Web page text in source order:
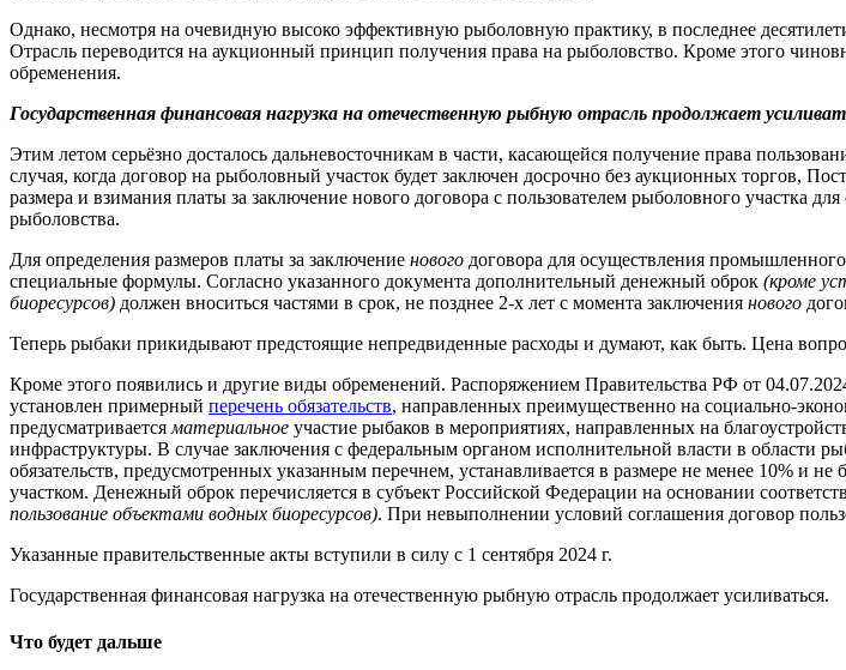
Однако, несмотря на очевидную высоко эффективную рыболовную практику, в последнее
Отрасль переводится на аукционный принцип получения права на рыболовство. Кроме этого
обременения.
Государственная финансовая нагрузка на отечественную рыбную отрасль продолжает
Этим летом серьёзно досталось дальневосточникам в части, касающейся получение права
случая, когда договор на рыболовный участок будет заключен досрочно без аукционных торгов,
размера и взимания платы за заключение нового договора с пользователем рыболовного участка
рыболовства.
Для определения размеров платы за заключение нового договора для осуществления
специальные формулы. Согласно указанного документа дополнительный денежный оброк (кроме
биоресурсов) должен вноситься частями в срок, не позднее 2-х лет с момента заключения нового
Теперь рыбаки прикидывают предстоящие непредвиденные расходы и думают, как быть. Цена
Кроме этого появились и другие виды обременений. Распоряжением Правительства РФ от
установлен примерный перечень обязательств, направленных преимущественно на социально-
предусматривается материальное участие рыбаков в мероприятиях, направленных на
инфраструктуры. В случае заключения с федеральным органом исполнительной власти в области
обязательств, предусмотренных указанным перечнем, устанавливается в размере не менее 10% и
участком. Денежный оброк перечисляется в субъект Российской Федерации на основании
пользование объектами водных биоресурсов). При невыполнении условий соглашения договор
Указанные правительственные акты вступили в силу с 1 сентября 2024 г.
Государственная финансовая нагрузка на отечественную рыбную отрасль продолжает усиливаться.
Что будет дальше